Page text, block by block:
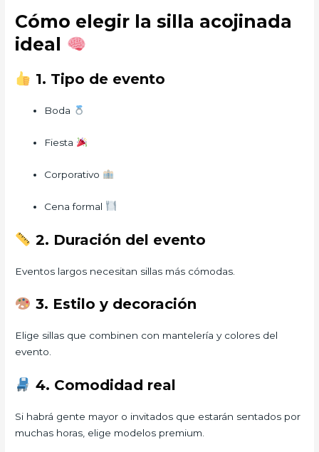
Cómo elegir la silla acojinada
ideal
1. Tipo de evento
Boda
Fiesta
Corporativo
Cena formal
2. Duración del evento
Eventos largos necesitan sillas más cómodas.
3. Estilo y decoración
Elige sillas que combinen con mantelería y colores del
evento.
4. Comodidad real
Si habrá gente mayor o invitados que estarán sentados por
muchas horas, elige modelos premium.